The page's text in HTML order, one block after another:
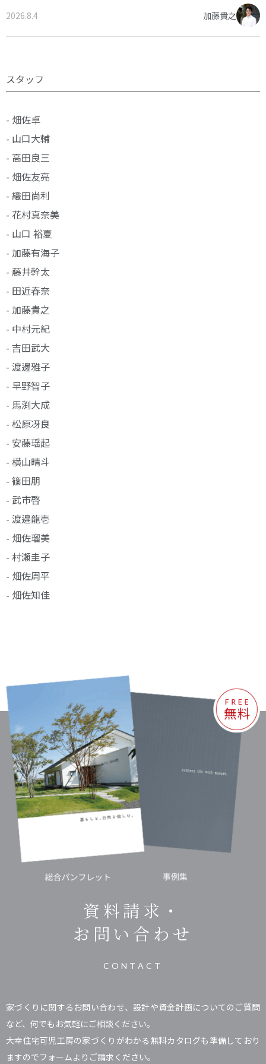
2026.8.4
加藤貴之
スタッフ
- 畑佐卓
- 山口大輔
- 高田良三
- 畑佐友亮
- 織田尚利
- 花村真奈美
- 山口 裕夏
- 加藤有海子
- 藤井幹太
- 田近春奈
- 加藤貴之
- 中村元紀
- 吉田武大
- 渡邊雅子
- 早野智子
- 馬渕大成
- 松原冴良
- 安藤瑶起
- 横山晴斗
- 篠田朋
- 武市啓
- 渡邉龍壱
- 畑佐瑠美
- 村瀬圭子
- 畑佐周平
- 畑佐知佳
資料請求・
お問い合わせ
CONTACT
家づくりに関するお問い合わせ、設計や資金計画についてのご質問
など、何でもお気軽にご相談ください。
大幸住宅可児工房の家づくりがわかる無料カタログも準備しており
ますのでフォームよりご請求ください。